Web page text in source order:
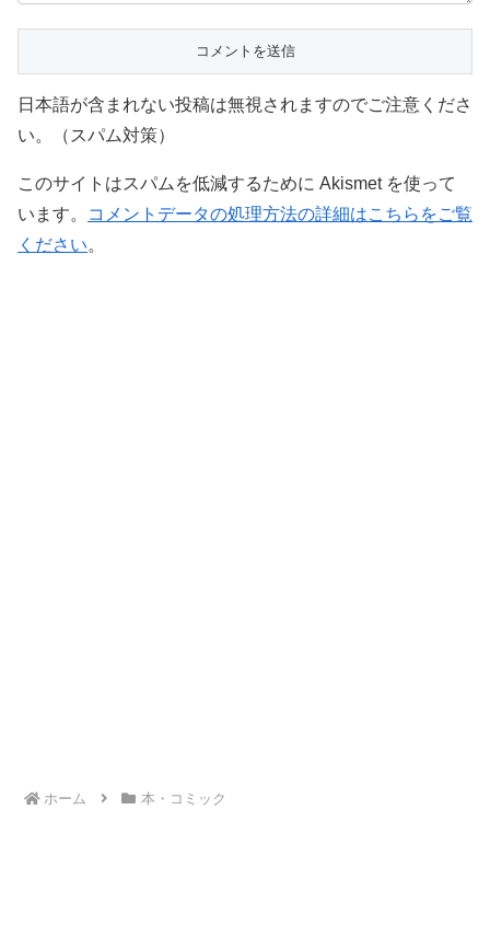
日本語が含まれない投稿は無視されますのでご注意くださ
い。（スパム対策）
このサイトはスパムを低減するために Akismet を使って
います。
コメントデータの処理方法の詳細はこちらをご覧
ください。
ホーム 本・コミック